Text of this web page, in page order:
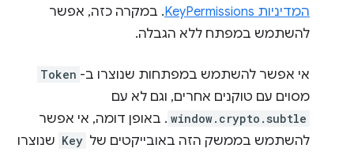
המדיניות KeyPermissions
. במקרה כזה, אפשר
להשתמש במפתח ללא הגבלה.
אי אפשר להשתמש במפתחות שנוצרו ב- Token
מסוים עם טוקנים אחרים, וגם לא עם
window.crypto.subtle . באופן דומה, אי אפשר
להשתמש בממשק הזה באובייקטים של Key שנוצרו